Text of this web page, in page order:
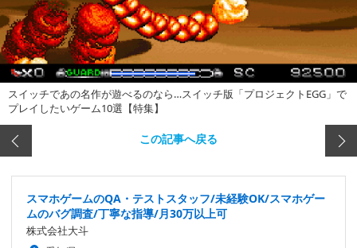
スイッチであの名作が遊べるのなら…スイッチ版「プロジェクトEGG」で
プレイしたいゲーム10選【特集】
この記事へ戻る
スマホゲームのQA・テストスタッフ/未経験OK/スマホゲー
ムのバグ調査/丁寧な指導/月30万以上可
株式会社大斗